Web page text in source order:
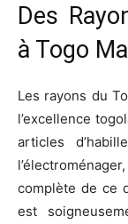
Des
à Togo Mall
Les rayons du
l’excellence
articles
complète de ce
est